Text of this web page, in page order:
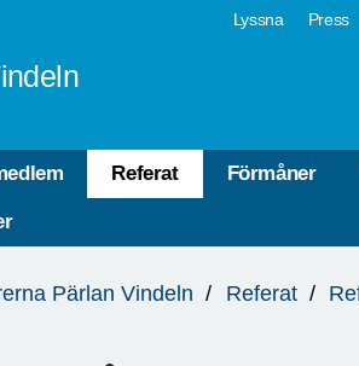
Lyssna Press
Referat Förmåner
Pärlan Vindeln Referat